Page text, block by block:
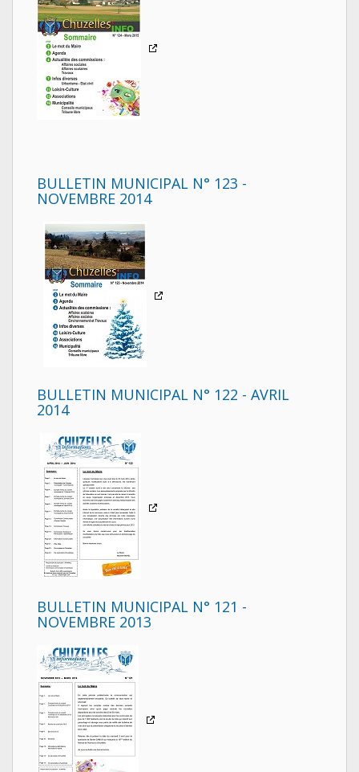
BULLETIN MUNICIPAL N° 123 -
NOVEMBRE 2014
BULLETIN MUNICIPAL N° 122 - AVRIL
2014
BULLETIN MUNICIPAL N° 121 -
NOVEMBRE 2013